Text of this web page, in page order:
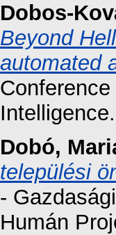
Dobos-
Beyond
automated
Dobó,
települési
-
Humán